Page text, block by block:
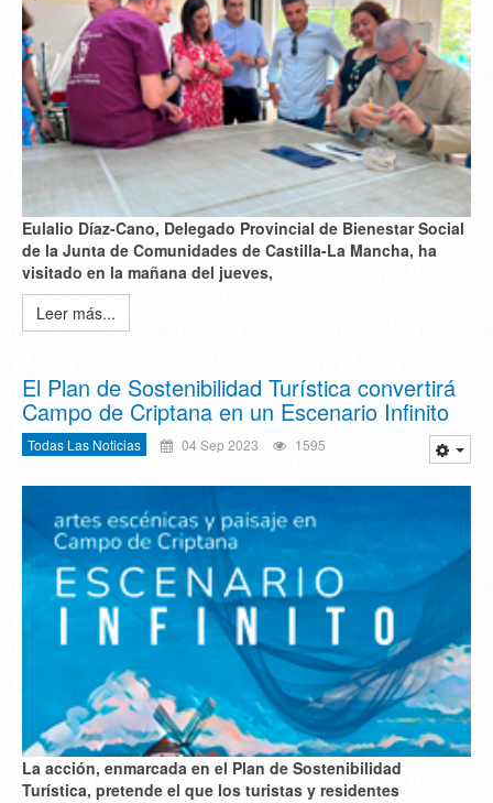
Eulalio Díaz-Cano, Delegado Provincial de Bienestar Social
de la Junta de Comunidades de Castilla-La Mancha, ha
visitado en la mañana del jueves,
Leer más...
El Plan de Sostenibilidad Turística convertirá
Campo de Criptana en un Escenario Infinito
Todas Las Noticias 04 Sep 2023 1595
La acción, enmarcada en el Plan de Sostenibilidad
Turística, pretende el que los turistas y residentes